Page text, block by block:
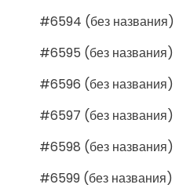
#6594 (без названия)
#6595 (без названия)
#6596 (без названия)
#6597 (без названия)
#6598 (без названия)
#6599 (без названия)